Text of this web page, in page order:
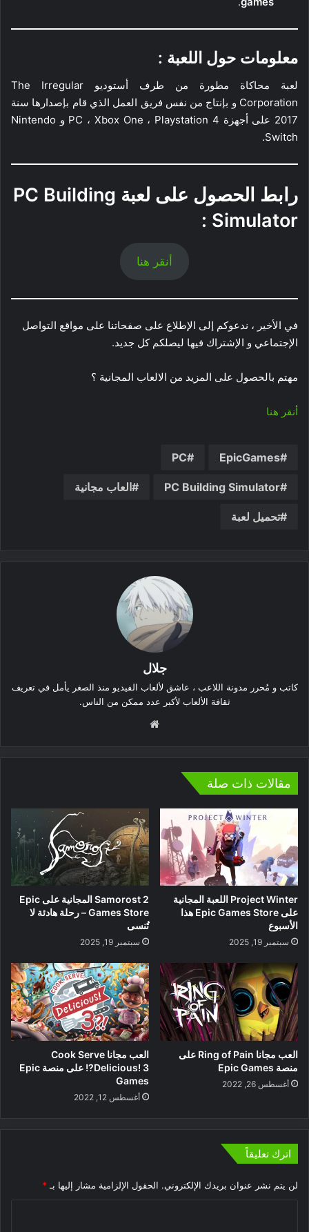
معلومات حول اللعبة :
لعبة محاكاة مطورة من طرف أستوديو The Irregular
Corporation و بإنتاج من نفس فريق العمل الذي قام بإصدارها سنة
2017 على أجهزة PC ، Xbox One ، Playstation 4 و Nintendo
Switch.
رابط الحصول على لعبة PC Building
Simulator
:
أنقر هنا
في الأخير ، ندعوكم إلى الإطلاع على صفحاتنا على مواقع التواصل
الإجتماعي و الإشتراك فيها ليصلكم كل جديد.
مهتم بالحصول على المزيد من الالعاب المجانية ؟
أنقر هنا
EpicGames
PC
PC Building Simulator العاب مجانية
تحميل لعبة
جلال
كاتب و مُحرر مدونة اللاعب ، عاشق لألعاب الفيديو منذ الصغر يأمل في تعريف
ثقافة الألعاب لأكبر عدد ممكن من الناس.
مقالات ذات صلة
Project Winter اللعبة المجانية
على Epic Games Store هذا
الأسبوع
سبتمبر 19, 2025
Samorost 2 المجانية على Epic
Games Store – رحلة هادئة لا
تُنسى
سبتمبر 19, 2025
العب مجانا Ring of Pain على
منصة Epic Games
أغسطس 26, 2022
العب مجانا Cook Serve
Delicious! 3?! على منصة Epic
Games
أغسطس 12, 2022
اترك تعليقاً
لن يتم نشر عنوان بريدك الإلكتروني. الحقول الإلزامية مشار إليها بـ *